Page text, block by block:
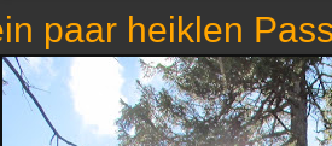
paar heiklen